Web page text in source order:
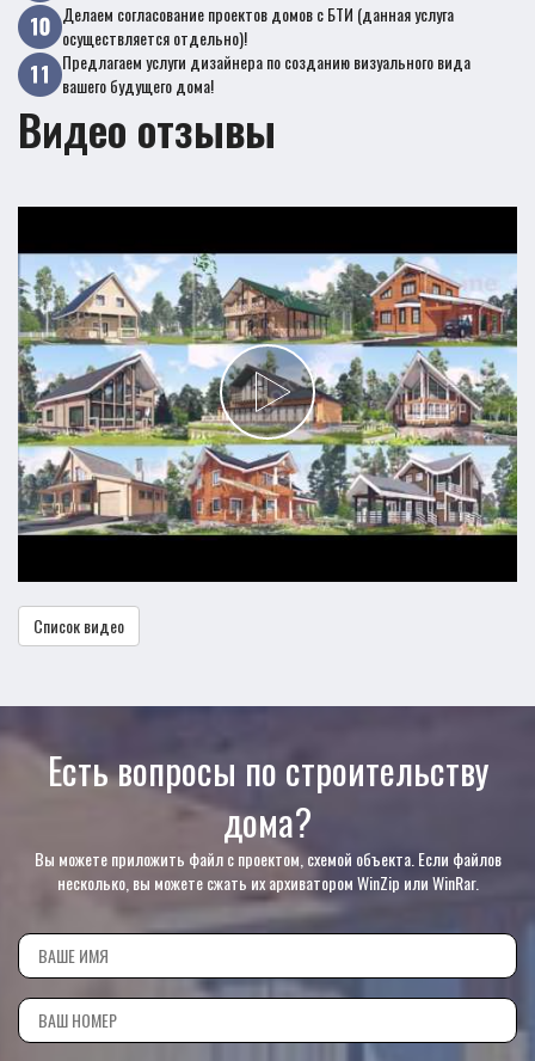
Делаем согласование проектов домов с БТИ (данная услуга
осуществляется отдельно)!
Предлагаем услуги дизайнера по созданию визуального вида
вашего будущего дома!
Видео отзывы
Список видео
Есть вопросы по строительству
дома?
Вы можете приложить файл с проектом, схемой объекта. Если файлов
несколько, вы можете сжать их архиватором WinZip или WinRar.